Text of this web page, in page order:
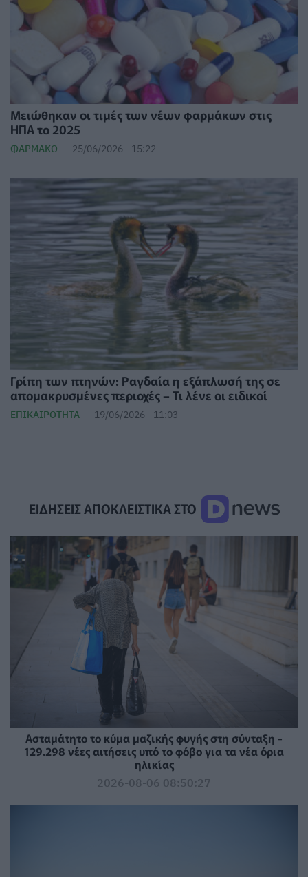
Μειώθηκαν οι τιμές των νέων φαρμάκων στις
ΗΠΑ το 2025
ΦΆΡΜΑΚΟ 25/06/2026 - 15:22
Γρίπη των πτηνών: Ραγδαία η εξάπλωσή της σε
απομακρυσμένες περιοχές – Τι λένε οι ειδικοί
ΕΠΙΚΑΙΡΌΤΗΤΑ 19/06/2026 - 11:03
ΕΙΔΗΣΕΙΣ ΑΠΟΚΛΕΙΣΤΙΚΑ ΣΤΟ
Ασταμάτητο το κύμα μαζικής φυγής στη σύνταξη -
129.298 νέες αιτήσεις υπό το φόβο για τα νέα όρια
ηλικίας
2026-08-06 08:50:27